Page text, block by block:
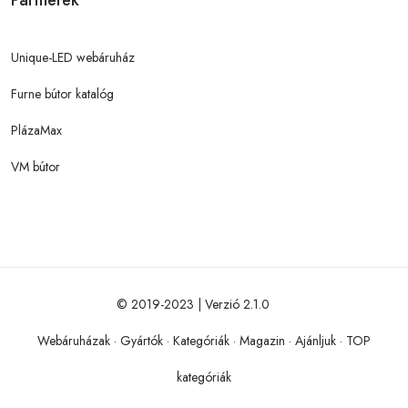
Unique-LED webáruház
Furne bútor katalóg
PlázaMax
VM bútor
© 2019-2023 | Verzió 2.1.0
Webáruházak · Gyártók · Kategóriák · Magazin · Ajánljuk · TOP
kategóriák